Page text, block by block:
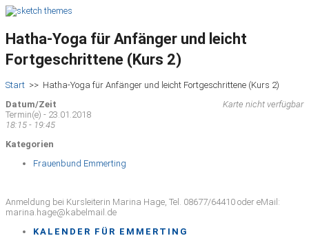
Hatha-Yoga für Anfänger und leicht
Fortgeschrittene (Kurs 2)
Start >> Hatha-Yoga für Anfänger und leicht Fortgeschrittene (Kurs 2)
Karte nicht verfügbar
Datum/Zeit
Termin(e) - 23.01.2018
18:15 - 19:45
Kategorien
Frauenbund Emmerting
Anmeldung bei Kursleiterin Marina Hage, Tel. 08677/64410 oder eMail:
marina.hage@kabelmail.de
KALENDER FÜR EMMERTING